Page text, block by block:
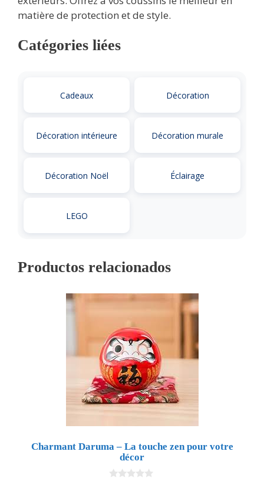
matière de protection et de style.
Catégories liées
Cadeaux Décoration
Décoration intérieure Décoration murale
Décoration Noël Éclairage
LEGO
Productos relacionados
Charmant Daruma – La touche zen pour votre
décor